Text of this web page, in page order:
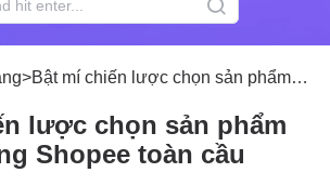
>Bật mí chiến lược chọn sản phẩm khi bán hàng Shopee toàn cầu
lược chọn sản phẩm
Shopee toàn cầu